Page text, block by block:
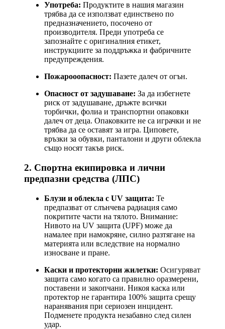
Употреба: Продуктите в нашия магазин
трябва да се използват единствено по
предназначението, посочено от
производителя. Преди употреба се
запознайте с оригиналния етикет,
инструкциите за поддръжка и фабричните
предупреждения.
Пожарооопасност: Пазете далеч от огън.
Опасност от задушаване: За да избегнете
риск от задушаване, дръжте всички
торбички, фолиа и транспортни опаковки
далеч от деца. Опаковките не са играчки и не
трябва да се оставят за игра. Циповете,
връзки за обувки, панталони и други облекла
също носят такъв риск.
2. Спортна екипировка и лични
предпазни средства (ЛПС)
Блузи и облекла с UV защита: Те
предпазват от слънчева радиация само
покритите части на тялото. Внимание:
Нивото на UV защита (UPF) може да
намалее при намокряне, силно разтягане на
материята или вследствие на нормално
износване и пране.
Каски и протекторни жилетки: Осигуряват
защита само когато са правилно оразмерени,
поставени и закопчани. Никоя каска или
протектор не гарантира 100% защита срещу
наранявания при сериозен инцидент.
Подменете продукта незабавно след силен
удар.